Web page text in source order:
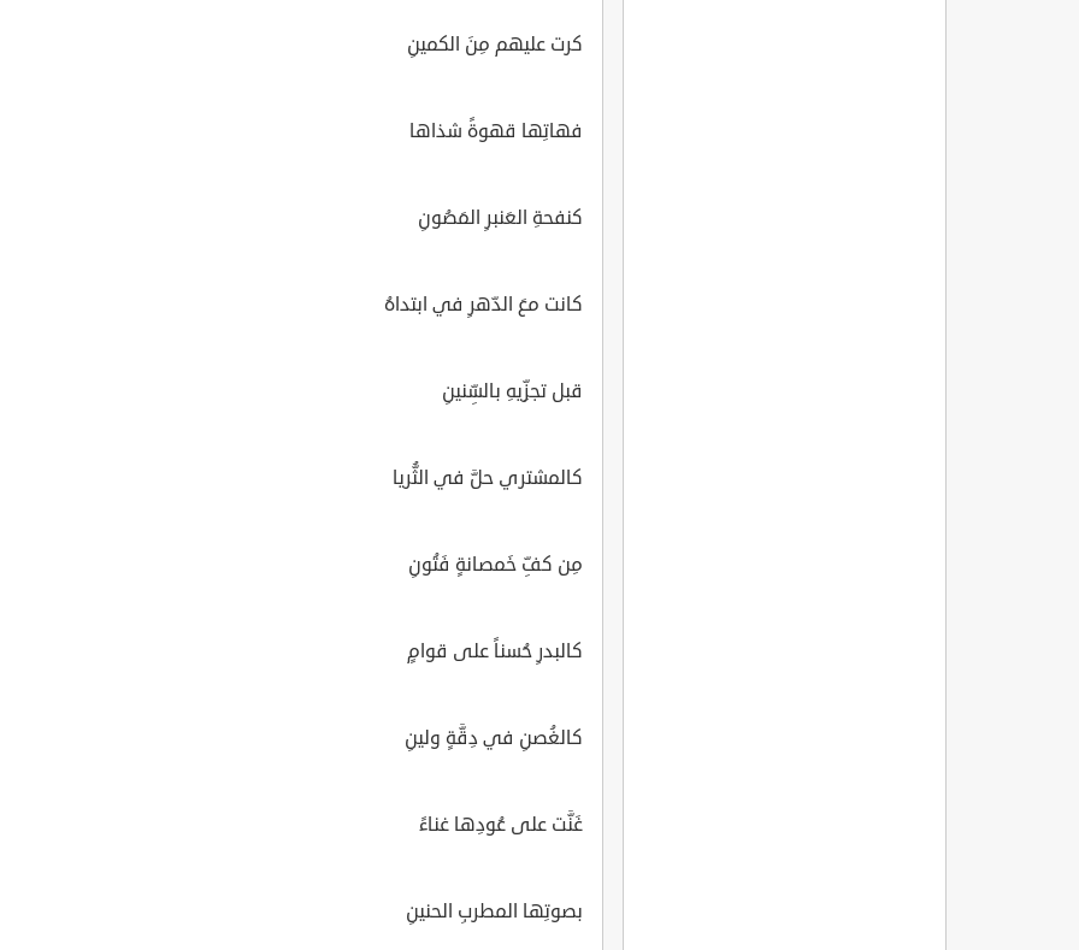
كرت عليهم مِنَ الكمينِ
فهاتِها قهوةً شذاها
كنفحةِ العَنبرِ المَصُونِ
كانت معَ الدّهرِ في ابتداهُ
قبل تجزِّيهِ بالسِّنينِ
كالمشتري حلَّ في الثُّريا
مِن كفِّ خَمصانةٍ فَتُونِ
كالبدرِ حُسناً على قوامٍ
كالغُصنِ في دِقَّةٍ ولينِ
غَنَّت على عُودِها غناءً
بصوتِها المطربِ الحنينِ